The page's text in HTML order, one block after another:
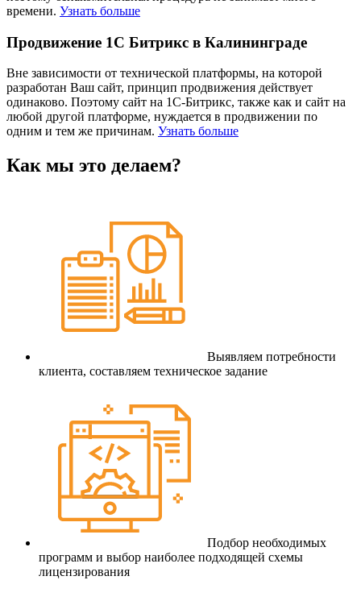
времени. Узнать больше
Продвижение 1С Битрикс в Калининграде
Вне зависимости от технической платформы, на которой
разработан Ваш сайт, принцип продвижения действует
одинаково. Поэтому сайт на 1С-Битрикс, также как и сайт на
любой другой платформе, нуждается в продвижении по
одним и тем же причинам. Узнать больше
Как мы это делаем?
Выявляем потребности
клиента, составляем техническое задание
Подбор необходимых
программ и выбор наиболее подходящей схемы
лицензирования